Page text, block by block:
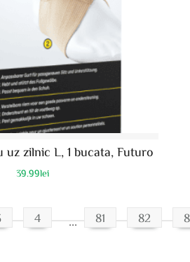
uz zilnic L, 1 bucata, Futuro
39.99lei
4 81 82